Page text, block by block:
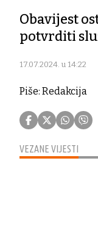
Obavijest
potvrditi
17.07.2024. u 14:22
Piše: Redakcija
VEZANE VIJESTI